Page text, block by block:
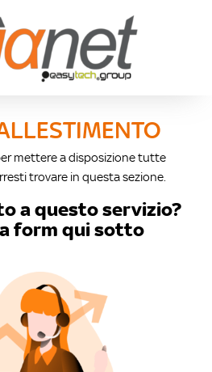
mettere a disposizione tutte
trovare in questa sezione.
a questo servizio?
form qui sotto